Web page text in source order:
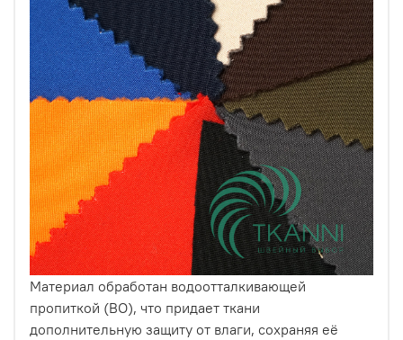
Материал обработан водоотталкивающей
пропиткой (ВО), что придает ткани
дополнительную защиту от влаги, сохраняя её